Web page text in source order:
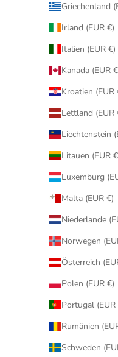
Griechenland
Irland (EUR €)
Italien (EUR €)
Kanada (EUR
Kroatien (EUR
Lettland (EUR
Liechtenstein
Litauen (EUR
Luxemburg
Malta (EUR €)
Niederlande
Norwegen
Österreich
Polen (EUR €)
Portugal (EUR
Rumänien
Schweden